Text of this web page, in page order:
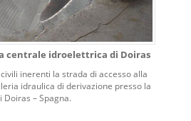
centrale idroelettrica di Doiras
inerenti la strada di accesso alla
idraulica di derivazione presso la
– Spagna.